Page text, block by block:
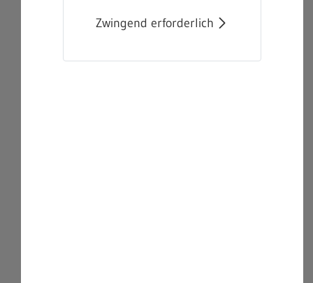
Zwingend erforderlich